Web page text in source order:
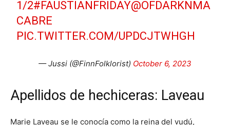
1/2#FAUSTIANFRIDAY@OFDARKNMA
CABRE
PIC.TWITTER.COM/UPDCJTWHGH
— Jussi (@FinnFolklorist) October 6, 2023
Apellidos de hechiceras: Laveau
Marie Laveau se le conocía como la reina del vudú,